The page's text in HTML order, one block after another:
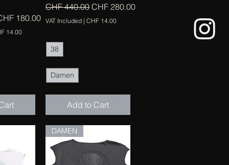
Price
180.00
14.00
Regular Price
CHF 440.00Sale Price
CHF 280.00
VAT Included |CHF 14.00
38
Damen
Add to Cart
DAMEN